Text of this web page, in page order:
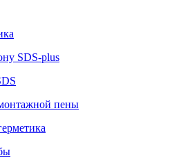
SDS-plus
пены